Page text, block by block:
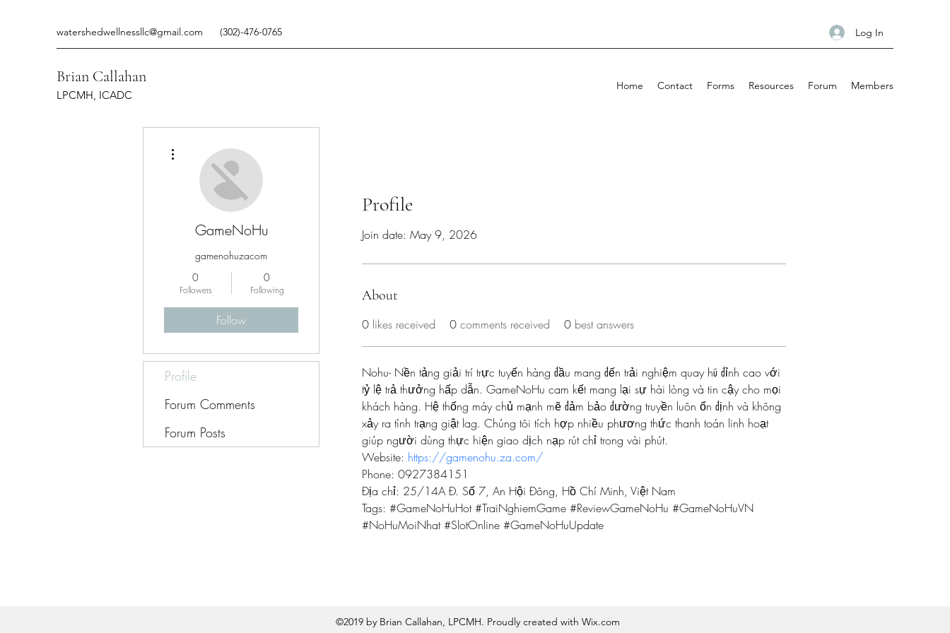
watershedwellnessllc@gmail.com (302)-476-0765 Log In
Brian Callahan
LPCMH, ICADC
Home Contact Forms Resources Forum Members
Profile
Join date: May 9, 2026
About
0 likes received 0 comments received 0 best answers
Nohu- Nền tảng giải trí trực tuyến hàng đầu mang đến trải nghiệm quay hũ đỉnh cao với
tỷ lệ trả thưởng hấp dẫn. GameNoHu cam kết mang lại sự hài lòng và tin cậy cho mọi
khách hàng. Hệ thống máy chủ mạnh mẽ đảm bảo đường truyền luôn ổn định và không
xảy ra tình trạng giật lag. Chúng tôi tích hợp nhiều phương thức thanh toán linh hoạt
giúp người dùng thực hiện giao dịch nạp rút chỉ trong vài phút.
Website: https://gamenohu.za.com/
Phone: 0927384151
Địa chỉ: 25/14A Đ. Số 7, An Hội Đông, Hồ Chí Minh, Việt Nam
Tags: #GameNoHuHot #TraiNghiemGame #ReviewGameNoHu #GameNoHuVN
#NoHuMoiNhat #SlotOnline #GameNoHuUpdate
GameNoHu
gamenohuzacom
0
Followers
0
Following
Follow
Profile
Forum Comments
Forum Posts
©2019 by Brian Callahan, LPCMH. Proudly created with Wix.com